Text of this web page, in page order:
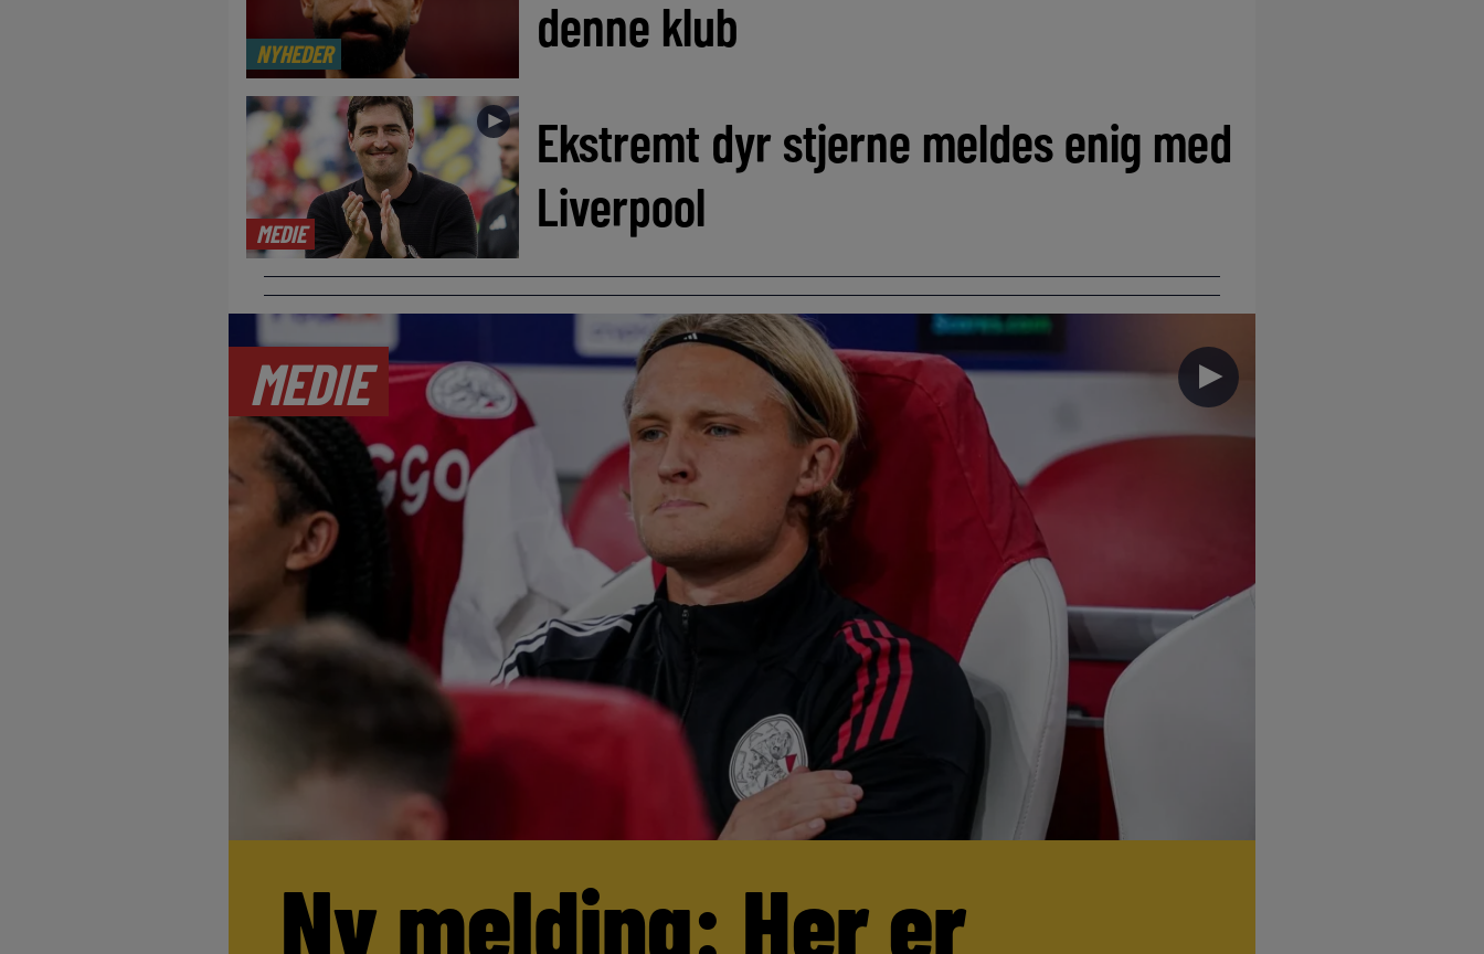
NYHEDER
denne klub
MEDIE
►
Ekstremt dyr stjerne meldes enig med
Liverpool
MEDIE ►
Ny melding: Her er